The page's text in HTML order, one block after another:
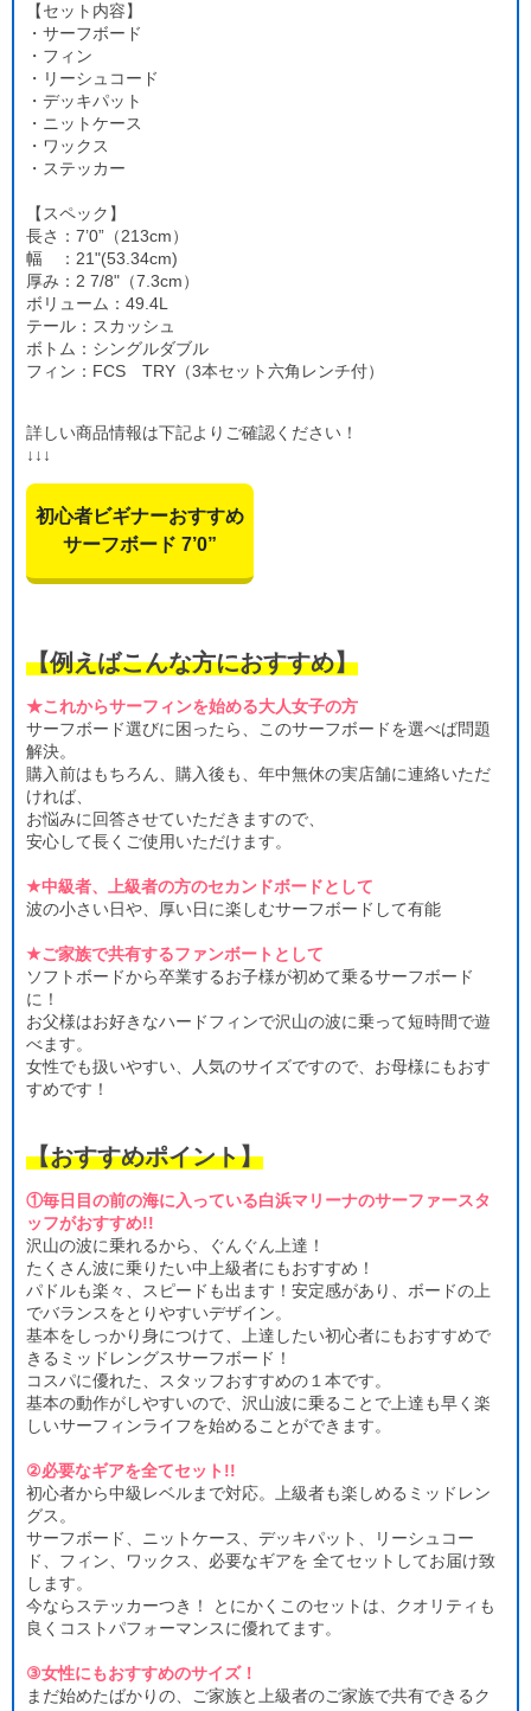
【セット内容】
・サーフボード
・フィン
・リーシュコード
・デッキパット
・ニットケース
・ワックス
・ステッカー
【スペック】
長さ：7’0”（213cm）
幅 ：21"(53.34cm)
厚み：2 7/8"（7.3cm）
ボリューム：49.4L
テール：スカッシュ
ボトム：シングルダブル
フィン：FCS TRY（3本セット六角レンチ付）
詳しい商品情報は下記よりご確認ください！
↓↓↓
初心者ビギナーおすすめ
サーフボード 7’0”
【例えばこんな方におすすめ】
★これからサーフィンを始める大人女子の方
サーフボード選びに困ったら、このサーフボードを選べば問題
解決。
購入前はもちろん、購入後も、年中無休の実店舗に連絡いただ
ければ、
お悩みに回答させていただきますので、
安心して長くご使用いただけます。
★中級者、上級者の方のセカンドボードとして
波の小さい日や、厚い日に楽しむサーフボードして有能
★ご家族で共有するファンボートとして
ソフトボードから卒業するお子様が初めて乗るサーフボード
に！
お父様はお好きなハードフィンで沢山の波に乗って短時間で遊
べます。
女性でも扱いやすい、人気のサイズですので、お母様にもおす
すめです！
【おすすめポイント】
①毎日目の前の海に入っている白浜マリーナのサーファースタ
ッフがおすすめ!!
沢山の波に乗れるから、ぐんぐん上達！
たくさん波に乗りたい中上級者にもおすすめ！
パドルも楽々、スピードも出ます！安定感があり、ボードの上
でバランスをとりやすいデザイン。
基本をしっかり身につけて、上達したい初心者にもおすすめで
きるミッドレングスサーフボード！
コスパに優れた、スタッフおすすめの１本です。
基本の動作がしやすいので、沢山波に乗ることで上達も早く楽
しいサーフィンライフを始めることができます。
②必要なギアを全てセット!!
初心者から中級レベルまで対応。上級者も楽しめるミッドレン
グス。
サーフボード、ニットケース、デッキパット、リーシュコー
ド、フィン、ワックス、必要なギアを 全てセットしてお届け致
します。
今ならステッカーつき！ とにかくこのセットは、クオリティも
良くコストパフォーマンスに優れてます。
③女性にもおすすめのサイズ！
まだ始めたばかりの、ご家族と上級者のご家族で共有できるク